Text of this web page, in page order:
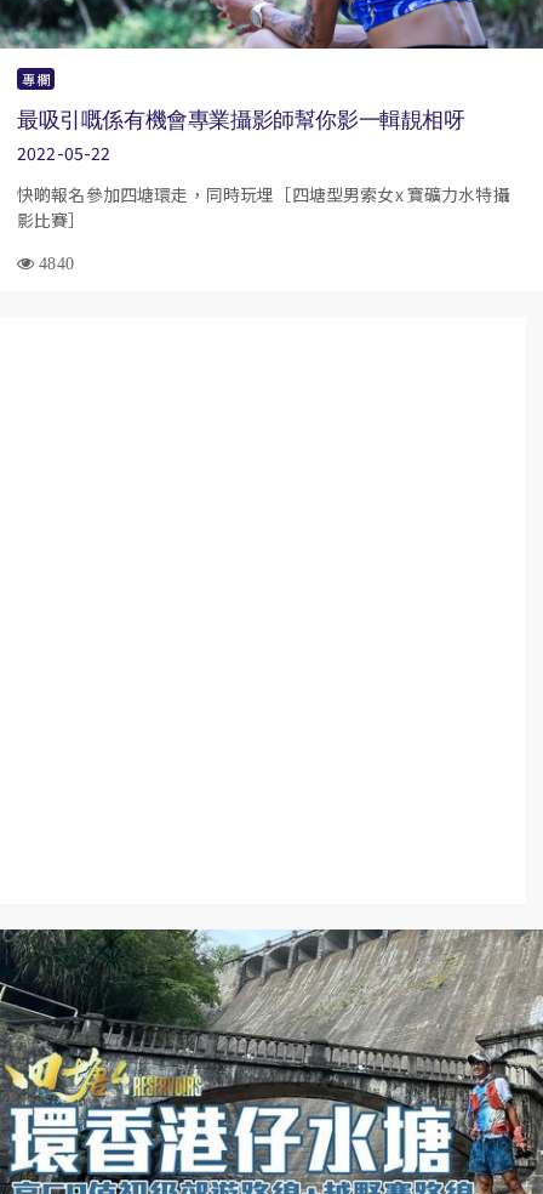
專欄
最吸引嘅係有機會專業攝影師幫你影一輯靚相呀
2022-05-22
快啲報名參加四塘環走，同時玩埋［四塘型男索女x 寶礦力水特攝
影比賽￼￼￼］
4840